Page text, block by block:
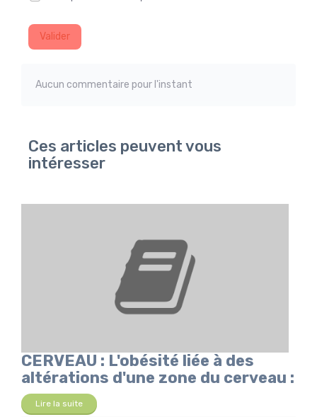
Valider
Aucun commentaire pour l'instant
Ces articles peuvent vous
intéresser
CERVEAU : L'obésité liée à des
altérations d'une zone du cerveau :
Lire la suite